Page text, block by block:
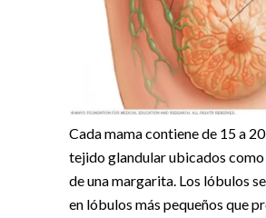
Cada mama contiene de 15 a
tejido glandular ubicados
de una margarita. Los lóbulos
en lóbulos más pequeños que